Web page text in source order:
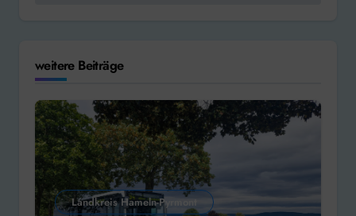
weitere Beiträge
Landkreis Hameln-Pyrmont